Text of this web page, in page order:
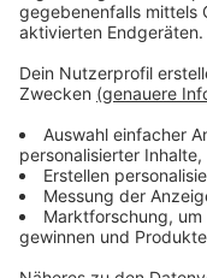
Die
zur
Anzeige
Weitere Infos